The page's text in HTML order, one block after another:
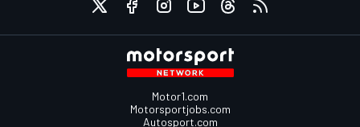
Motor1.com
Motorsportjobs.com
Autosport.com